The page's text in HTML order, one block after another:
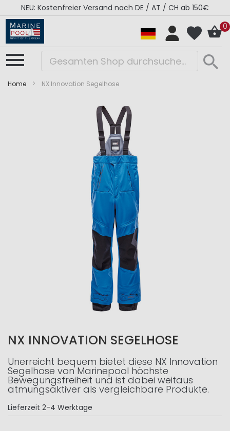
NEU: Kostenfreier Versand nach DE / AT / CH ab 150€
0
Home NX Innovation Segelhose
NX INNOVATION SEGELHOSE
Unerreicht bequem bietet diese NX Innovation
Segelhose von Marinepool höchste
Bewegungsfreiheit und ist dabei weitaus
atmungsaktiver als vergleichbare Produkte.
Lieferzeit 2-4 Werktage